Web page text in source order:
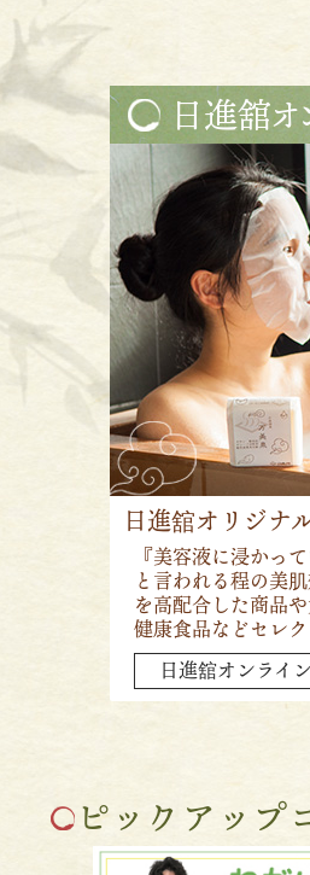
日進舘オ
日進舘オリジナ
『美容液に浸かっ
と言われる程の美
を高配合した商品
健康食品などセレク
日進舘オンライ
ピックアップ